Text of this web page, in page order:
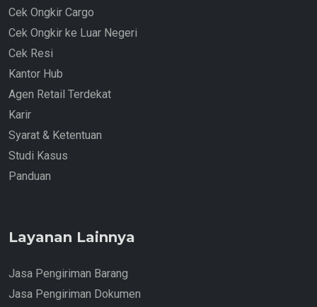
Cek Ongkir Cargo
Cek Ongkir ke Luar Negeri
Cek Resi
Kantor Hub
Agen Retail Terdekat
Karir
Syarat & Ketentuan
Studi Kasus
Panduan
Layanan Lainnya
Jasa Pengiriman Barang
Jasa Pengiriman Dokumen